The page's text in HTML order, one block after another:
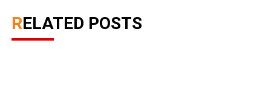
RELATED POSTS